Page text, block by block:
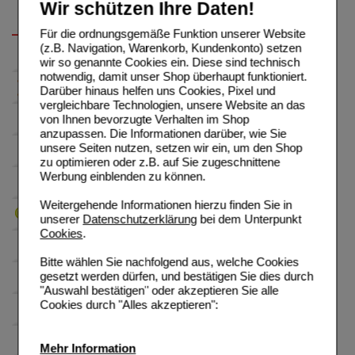
Wir schützen Ihre Daten!
Für die ordnungsgemäße Funktion unserer Website
(z.B. Navigation, Warenkorb, Kundenkonto) setzen
wir so genannte Cookies ein. Diese sind technisch
notwendig, damit unser Shop überhaupt funktioniert.
Darüber hinaus helfen uns Cookies, Pixel und
vergleichbare Technologien, unsere Website an das
von Ihnen bevorzugte Verhalten im Shop
anzupassen. Die Informationen darüber, wie Sie
unsere Seiten nutzen, setzen wir ein, um den Shop
zu optimieren oder z.B. auf Sie zugeschnittene
Werbung einblenden zu können.
Weitergehende Informationen hierzu finden Sie in
unserer Datenschutzerklärungbei dem Unterpunkt
Cookies.
Bitte wählen Sie nachfolgend aus, welche Cookies
gesetzt werden dürfen, und bestätigen Sie dies durch
"Auswahl bestätigen" oder akzeptieren Sie alle
Cookies durch "Alles akzeptieren":
Mehr Information